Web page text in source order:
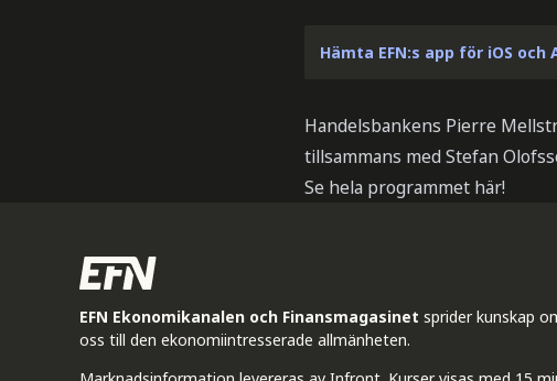
Hämta EFN:s app för iOS och
Handelsbankens Pierre
tillsammans med Stefan
Se hela programmet här!
EFN Ekonomikanalen och Finansmagasinet sprider kunskap
oss till den ekonomiintresserade allmänheten.